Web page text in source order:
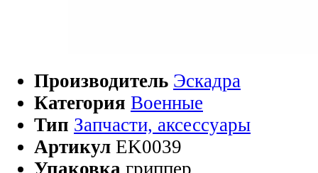
Производитель Эскадра
Категория Военные
Тип Запчасти, аксессуары
Артикул EK0039
Упаковка гриппер